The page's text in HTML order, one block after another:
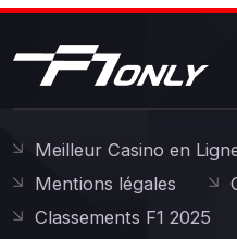
Meilleur Casino en
Mentions légales
Classements F1 2025